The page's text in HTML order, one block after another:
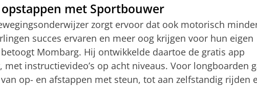
opstappen met Sportbouwer
zorgt ervoor dat ook motorisch
succes ervaren en meer oog krijgen voor hun eigen
Mombarg. Hij ontwikkelde daartoe de gratis app
met instructievideo’s op acht niveaus. Voor longboarden
op- en afstappen met steun, tot aan zelfstandig rijden